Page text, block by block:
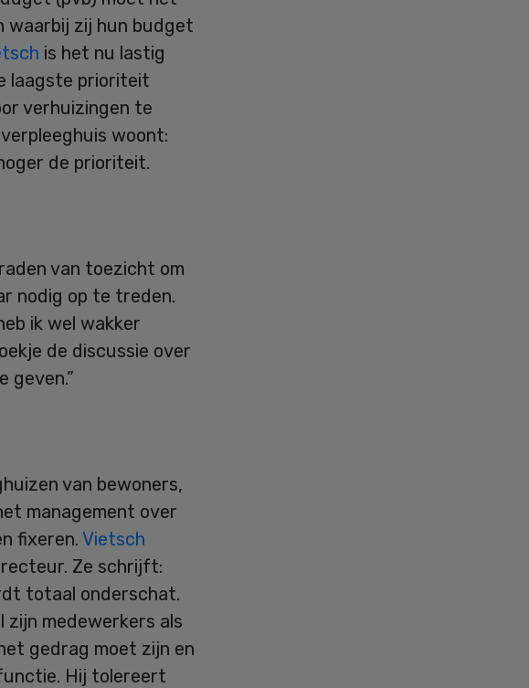
waarbij zij hun budget
is het nu lastig
laagste prioriteit
verhuizingen te
woont:
de prioriteit.
van toezicht om
nodig op te treden.
ik wel wakker
de discussie over
geven.”
van bewoners,
management over
fixeren. Vietsch
Ze schrijft:
totaal onderschat.
zijn medewerkers als
gedrag moet zijn en
Hij tolereert